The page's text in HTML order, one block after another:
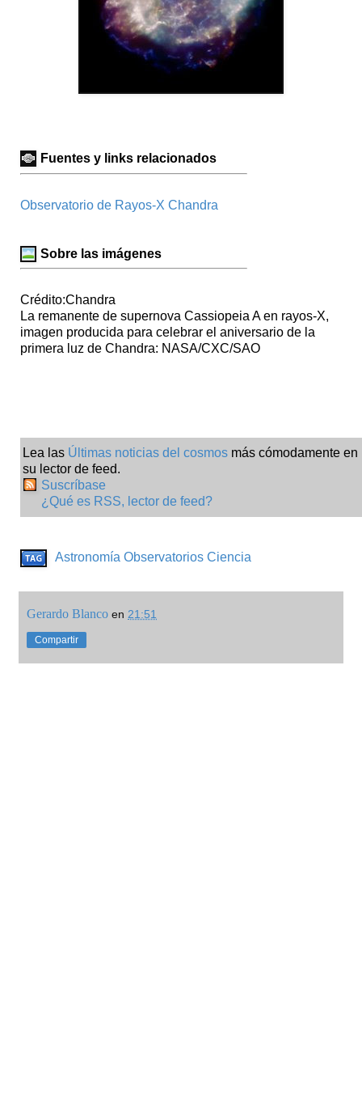
Fuentes y links relacionados
Observatorio de Rayos-X Chandra
Sobre las imágenes
Crédito:Chandra
La remanente de supernova Cassiopeia A en rayos-X,
imagen producida para celebrar el aniversario de la
primera luz de Chandra: NASA/CXC/SAO
Lea las Últimas noticias del cosmos más cómodamente en
su lector de feed.
Suscríbase
¿Qué es RSS, lector de feed?
Astronomía Observatorios Ciencia
Gerardo Blanco en 21:51
Compartir